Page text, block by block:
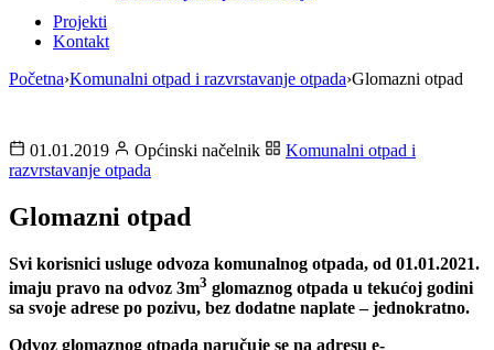
Projekti
Kontakt
Početna›Komunalni otpad i razvrstavanje otpada›Glomazni otpad
01.01.2019 Općinski načelnik
Komunalni otpad i
razvrstavanje otpada
Glomazni otpad
Svi korisnici usluge odvoza komunalnog otpada, od 01.01.2021.
imaju pravo na odvoz 3m3 glomaznog otpada u tekućoj godini
sa svoje adrese po pozivu, bez dodatne naplate – jednokratno.
Odvoz glomaznog otpada naručuje se na adresu e-